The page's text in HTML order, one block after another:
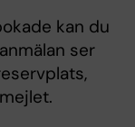
kan du
ser